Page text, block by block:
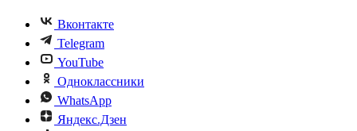
Вконтакте
Telegram
YouTube
Одноклассники
WhatsApp
Яндекс.Дзен